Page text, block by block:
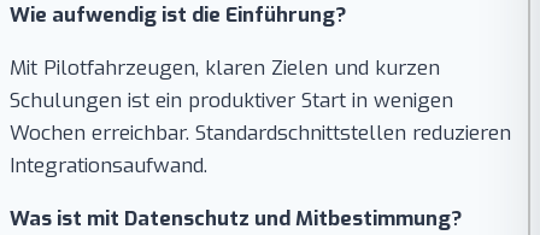
Wie aufwendig ist die Einführung?
Mit Pilotfahrzeugen, klaren Zielen und kurzen
Schulungen ist ein produktiver Start in wenigen
Wochen erreichbar. Standardschnittstellen reduzieren
Integrationsaufwand.
Was ist mit Datenschutz und Mitbestimmung?